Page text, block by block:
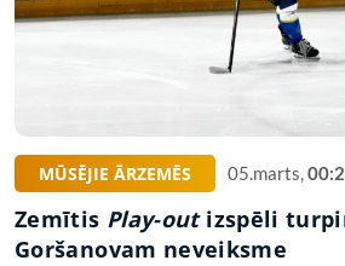
MŪSĒJIE ĀRZEMĒS 05.marts,
Zemītis Play-outizspēli
Goršanovam neveiksme